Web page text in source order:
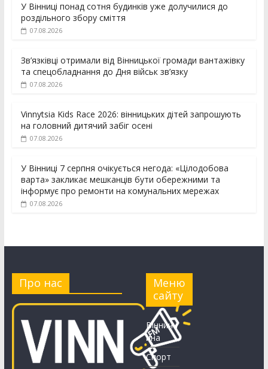
У Вінниці понад сотня будинків уже долучилися до
роздільного збору сміття
07.08.2026
Зв’язківці отримали від Вінницької громади вантажівку
та спецобладнання до Дня військ зв’язку
07.08.2026
Vinnytsia Kids Race 2026: вінницьких дітей запрошують
на головний дитячий забіг осені
07.08.2026
У Вінниці 7 серпня очікується негода: «Цілодобова
варта» закликає мешканців бути обережними та
інформує про ремонти на комунальних мережах
07.08.2026
Про нас
Меню
сайту
Вінничч
ина
Спорт